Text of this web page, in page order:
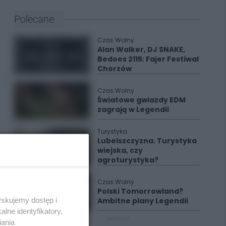
Polecane
Czas Wolny
Alan Walker, DJ SNAKE,
Bedoes 2115: Fajer Festiwal
Chorzów
Czas Wolny
Światowe gwiazdy EDM
zagrają w Legendii
Turystyka
Lubelszczyzna. Turystyka
wiejska, czy
agroturystyka?
Czas Wolny
Polski Tomorrowland?
Ambitne plany Legendii
dostęp i
identyfikatory,